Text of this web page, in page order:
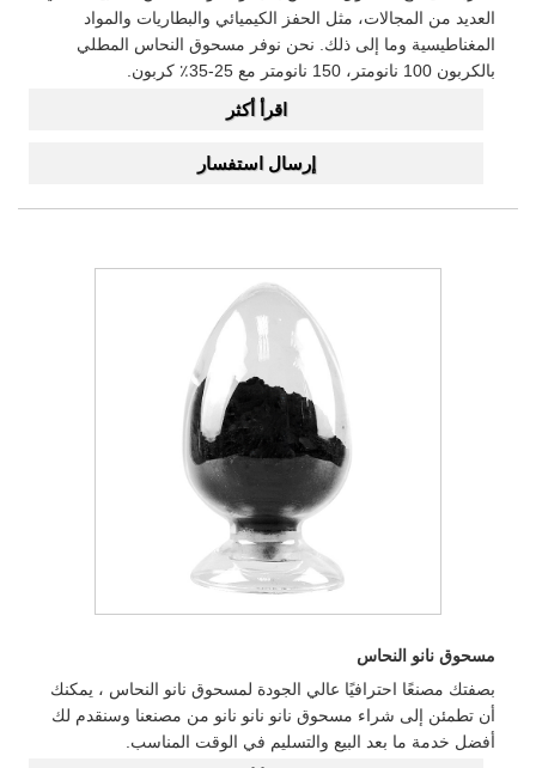
العديد من المجالات، مثل الحفز الكيميائي والبطاريات والمواد
المغناطيسية وما إلى ذلك. نحن نوفر مسحوق النحاس المطلي
بالكربون 100 نانومتر، 150 نانومتر مع 25-35٪ كربون.
اقرأ أكثر
إرسال استفسار
مسحوق نانو النحاس
بصفتك مصنعًا احترافيًا عالي الجودة لمسحوق نانو النحاس ، يمكنك
أن تطمئن إلى شراء مسحوق نانو نانو نانو من مصنعنا وسنقدم لك
أفضل خدمة ما بعد البيع والتسليم في الوقت المناسب.